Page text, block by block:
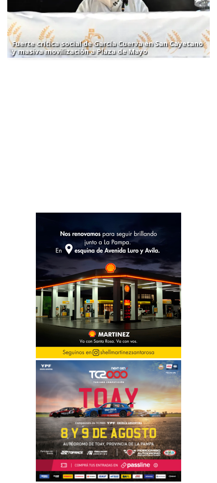
Fuerte crítica social de García Cuerva en San Cayetano
y masiva movilización a Plaza de Mayo